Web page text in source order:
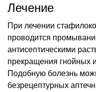
Лечение
При лечении
проводится
антисептическими
прекращения гнойных
Подобную болезнь
безрецептурных